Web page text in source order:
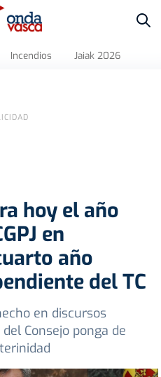
Incendios Jaiak 2026
hoy el año
en
año
del TC
en discursos
Consejo ponga de